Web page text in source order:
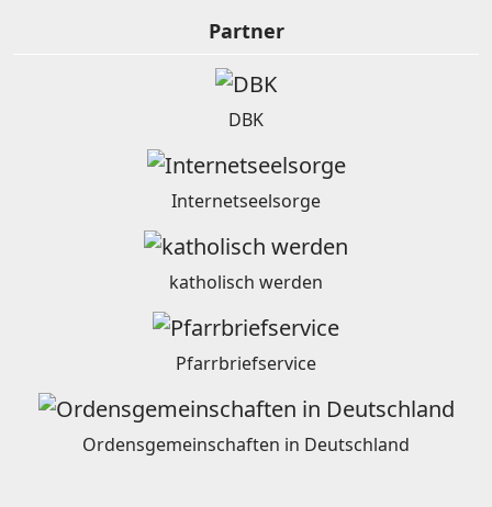
Partner
DBK
Internetseelsorge
katholisch werden
Pfarrbriefservice
Ordensgemeinschaften in Deutschland